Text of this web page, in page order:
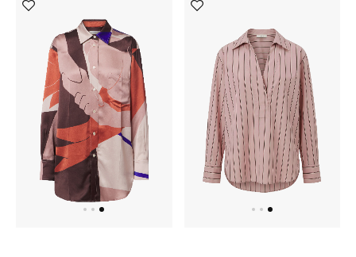
هدايا للجميع
تسوقوا الهدايا
المصممون